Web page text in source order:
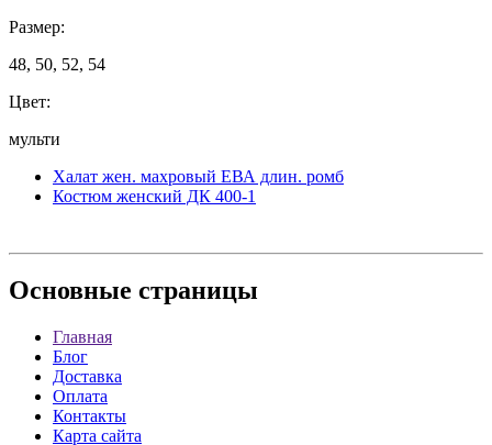
Размер:
48, 50, 52, 54
Цвет:
мульти
Халат жен. махровый ЕВА длин. ромб
Костюм женский ДК 400-1
Основные страницы
Главная
Блог
Доставка
Оплата
Контакты
Карта сайта